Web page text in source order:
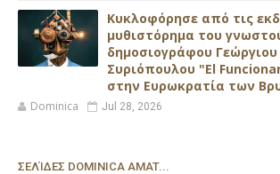
Κυκλοφόρησε από τις
μυθιστόρημα του
δημοσιογράφου
Συριόπουλου "El
στην Ευρωκρατία των
Dominica Jul 28, 2026
ΣΕΛΊΔΕΣ DOMINICA AMAT...